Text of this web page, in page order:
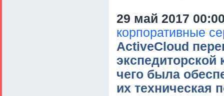
29 май 2017
корпоративные
ActiveCloud
экспедиторской
чего была
их техническая